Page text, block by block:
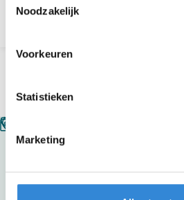
Noodzakelijk
Voorkeuren
Statistieken
Marketing
Vrijwilligers
Bestuurscentrum Aveleijn